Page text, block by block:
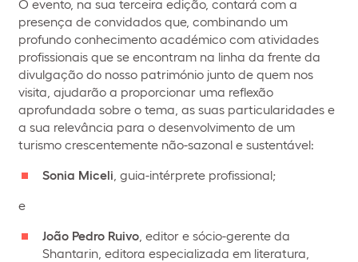
O evento, na sua terceira edição, contará com a
presença de convidados que, combinando um
profundo conhecimento académico com atividades
profissionais que se encontram na linha da frente da
divulgação do nosso património junto de quem nos
visita, ajudarão a proporcionar uma reflexão
aprofundada sobre o tema, as suas particularidades e
a sua relevância para o desenvolvimento de um
turismo crescentemente não-sazonal e sustentável:
Sonia Miceli , guia-intérprete profissional;
e
João Pedro Ruivo , editor e sócio-gerente da
Shantarin, editora especializada em literatura,